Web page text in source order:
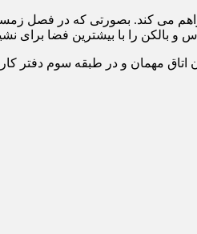
چرخش ۹۰ درجه ای را برای اتاق ها فراهم
را با بیشترین فضا برای
اتاق مهمان و در طبقه سوم دفتر